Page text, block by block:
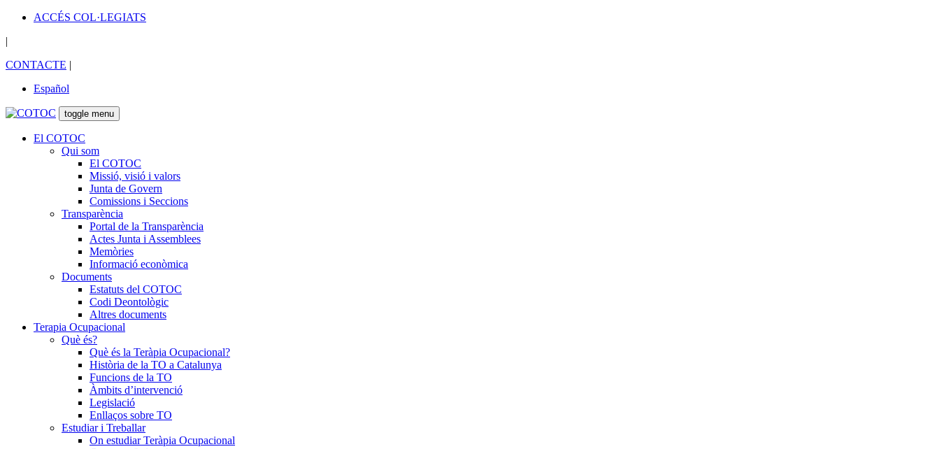
ACCÉS COL·LEGIATS
|
CONTACTE |
Español
toggle menu
El COTOC
Qui som
El COTOC
Missió, visió i valors
Junta de Govern
Comissions i Seccions
Transparència
Portal de la Transparència
Actes Junta i Assemblees
Memòries
Informació econòmica
Documents
Estatuts del COTOC
Codi Deontològic
Altres documents
Terapia Ocupacional
Què és?
Què és la Teràpia Ocupacional?
Història de la TO a Catalunya
Funcions de la TO
Àmbits d’intervenció
Legislació
Enllaços sobre TO
Estudiar i Treballar
On estudiar Teràpia Ocupacional